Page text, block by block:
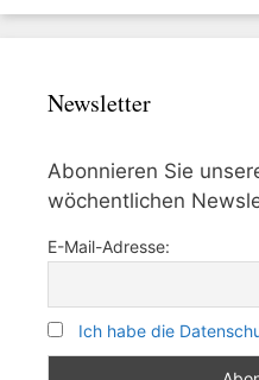
Newsletter
Abonnieren Sie
wöchentlichen
E-Mail-Adresse:
Ich habe die